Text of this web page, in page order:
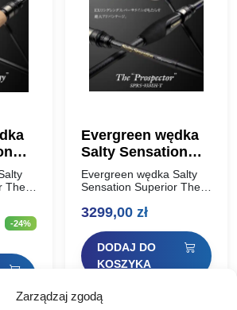
Zarządzaj zgodą
The
zł.
-24%
Evergreen wędka
Salty Sensation
Superior The
Prospector 282cm
Evergreen wędka Salty
Sensation Superior The
Prospector to
długi model o długości
9’3″, który oferuje
doskonałą czułość i
3299,00 zł
DODAJ DO
KOSZYKA